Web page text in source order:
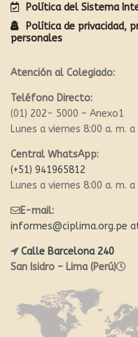
Política del Sistema
Política de privacidad,
personales
Atención al Colegiado:
Teléfono Directo:
(01) 202- 5000 – Anexo1
Lunes a viernes 8:00 a. m.
Central WhatsApp:
(+51) 941965812
Lunes a viernes 8:00 a. m.
E-mail:
informes@ciplima.org.pe
Calle Barcelona 240
San Isidro – Lima (Perú)